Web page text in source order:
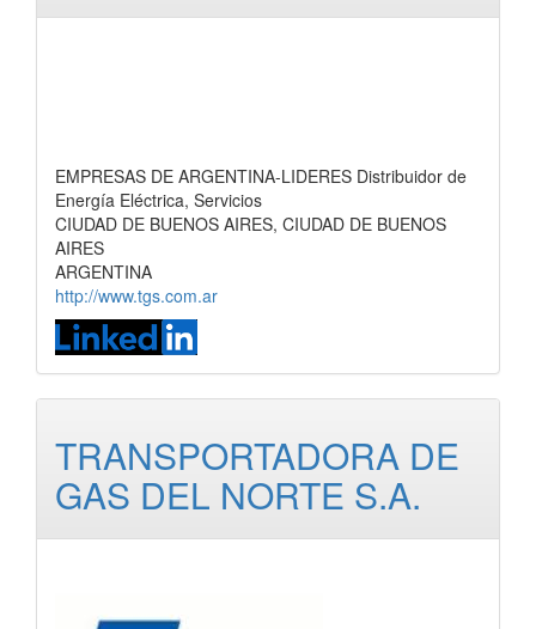
EMPRESAS DE ARGENTINA-LIDERES Distribuidor de
Energía Eléctrica, Servicios
CIUDAD DE BUENOS AIRES, CIUDAD DE BUENOS
AIRES
ARGENTINA
http://www.tgs.com.ar
TRANSPORTADORA DE
GAS DEL NORTE S.A.